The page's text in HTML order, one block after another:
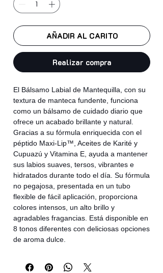
AÑADIR AL CARITO
Realizar compra
El Bálsamo Labial de Mantequilla, con su
textura de manteca fundente, funciona
como un bálsamo de cuidado diario que
ofrece un acabado brillante y natural.
Gracias a su fórmula enriquecida con el
péptido Maxi-Lip™, Aceites de Karité y
Cupuazú y Vitamina E, ayuda a mantener
sus labios suaves, tersos, vibrantes e
hidratados durante todo el día. Su fórmula
no pegajosa, presentada en un tubo
flexible de fácil aplicación, proporciona
colores intensos, un alto brillo y
agradables fragancias. Está disponible en
8 tonos diferentes con deliciosas opciones
de aroma dulce.